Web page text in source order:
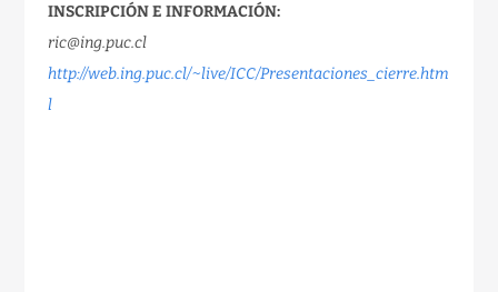
INSCRIPCIÓN E INFORMACIÓN:
ric@ing.puc.cl
http://web.ing.puc.cl/~live/ICC/Presentaciones_cierre.htm
l